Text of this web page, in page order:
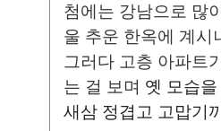
첨에는 강남으로 많
울 추운 한옥에 계시
그러다 고층 아파트
는 걸 보며 옛 모습
새삼 정겹고 고맙기